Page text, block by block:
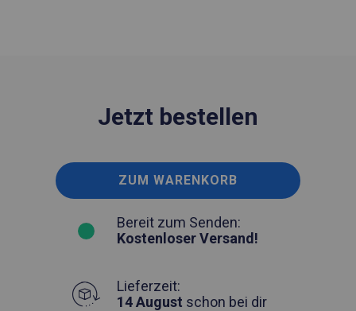
Jetzt bestellen
ZUM WARENKORB
Bereit zum Senden:
Kostenloser Versand!
Lieferzeit:
14 August schon bei dir